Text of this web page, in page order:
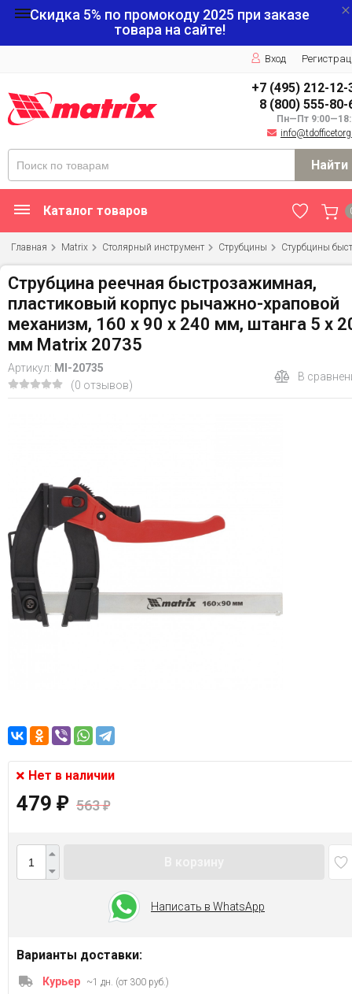
Скидка 5% по промокоду 2025 при заказе
товара на сайте!
Вход
+7 (495) 212-12-
8 (800) 555-80-
Пн—Пт
Найти
Каталог товаров
Главная Matrix Столярный инструмент Струбцины Стурбцины
Струбцина реечная быстрозажимная,
пластиковый корпус рычажно-храповой
механизм, 160 х 90 х 240 мм, штанга 5 х
мм Matrix 20735
Артикул: MI-20735
(0 отзывов)
В
Нет в наличии
479 ₽ 563₽
Написать в WhatsApp
Варианты доставки:
Курьер ~1 дн. (от 300 руб.)